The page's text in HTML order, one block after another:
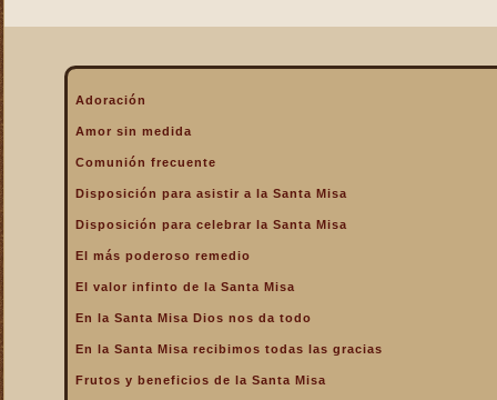
Encarnación
La Eucaristía y la Pasión
La Santa Misa a la hora de
La Santa Misa alcanza el
mayor mérito
La Santa Misa aumenta la
gloria a todos los santos
culmen de la vida cristiana
Adoración
Amor sin medida
Comunión frecuente
Disposición para asistir a la Santa Misa
Disposición para celebrar la Santa Misa
El más poderoso remedio
El valor infinto de la Santa Misa
En la Santa Misa Dios nos da todo
En la Santa Misa recibimos todas las gracias
Frutos y beneficios de la Santa Misa